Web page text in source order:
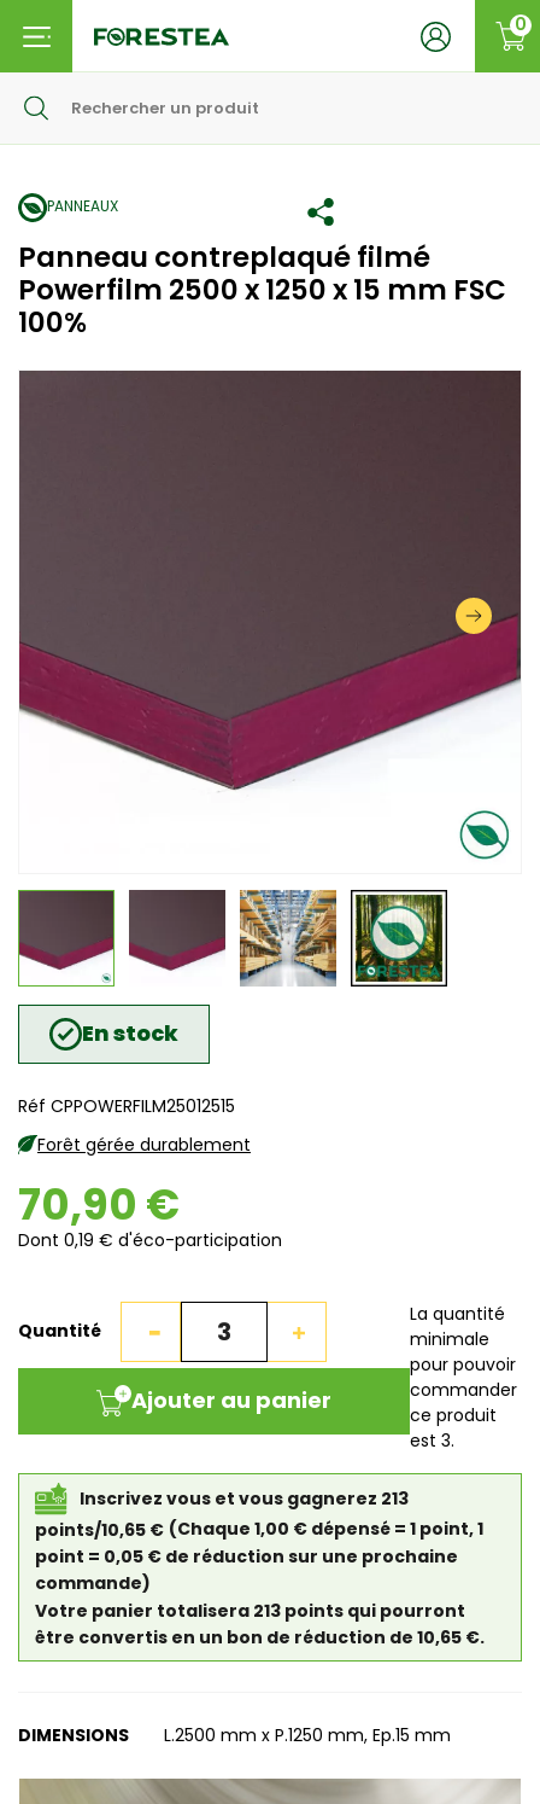
0
PANNEAUX
Panneau contreplaqué filmé
Powerfilm 2500 x 1250 x 15 mm FSC
100%
En stock
Réf CPPOWERFILM25012515
Forêt gérée durablement
70,90 €
Dont 0,19 € d'éco-participation
Quantité
Ajouter au panier
La quantité
minimale
pour pouvoir
commander
ce produit
est 3.
Inscrivez vous et vous gagnerez 213
points/10,65 € (Chaque 1,00 € dépensé = 1 point, 1
point = 0,05 € de réduction sur une prochaine
commande)
Votre panier totalisera 213 points qui pourront
être convertis en un bon de réduction de 10,65 €.
DIMENSIONS L.2500 mm x P.1250 mm, Ep.15 mm